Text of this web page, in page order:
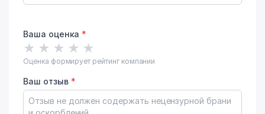
Ваша оценка *
★ ★ ★ ★ ★
Оценка формирует рейтинг компании
Ваш отзыв *